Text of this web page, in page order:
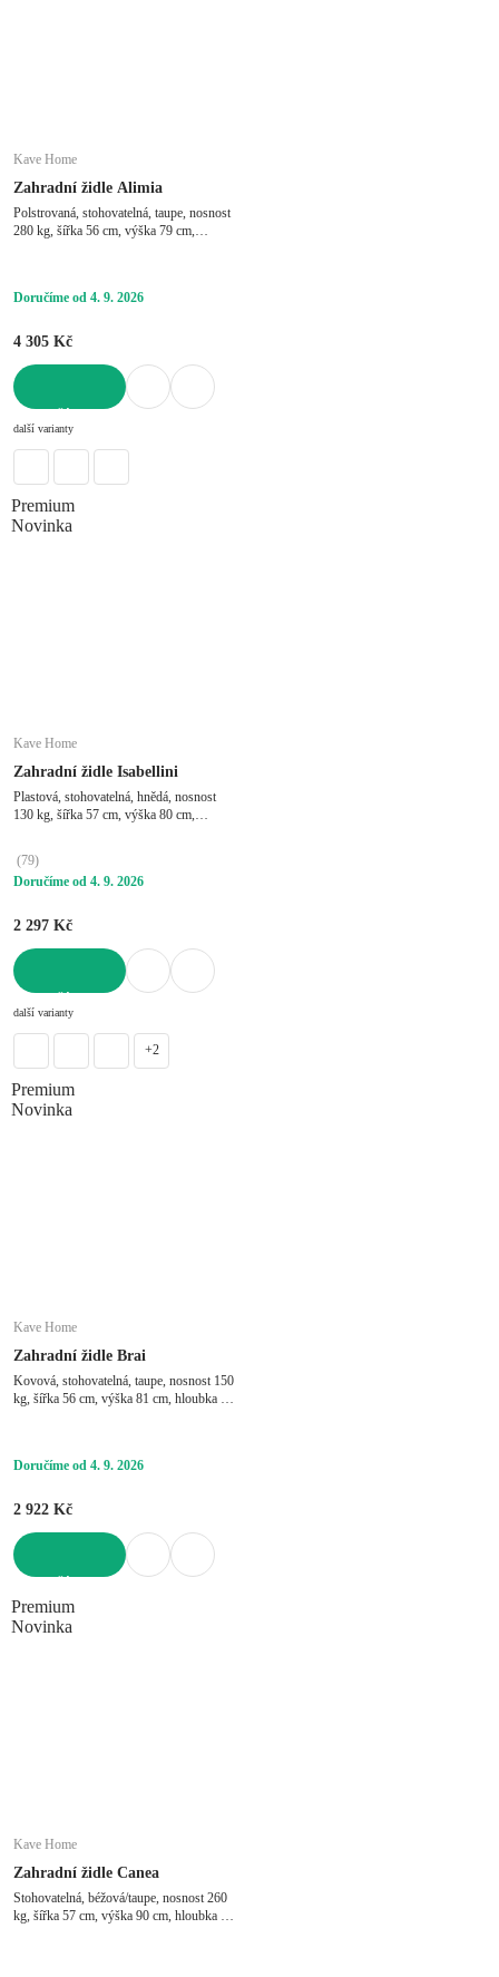
Kave Home
Zahradní židle Alimia
Polstrovaná, stohovatelná, taupe, nosnost
280 kg, šířka 56 cm, výška 79 cm,
Doručíme od 4. 9. 2026
4 305 Kč
další varianty
Premium
Novinka
Kave Home
Zahradní židle Isabellini
Plastová, stohovatelná, hnědá, nosnost
130 kg, šířka 57 cm, výška 80 cm,
(79)
Doručíme od 4. 9. 2026
2 297 Kč
další varianty
+2
Premium
Novinka
Kave Home
Zahradní židle Brai
Kovová, stohovatelná, taupe, nosnost 150
kg, šířka 56 cm, výška 81 cm, hloubka 60
Doručíme od 4. 9. 2026
2 922 Kč
Premium
Novinka
Kave Home
Zahradní židle Canea
Stohovatelná, béžová/taupe, nosnost 260
kg, šířka 57 cm, výška 90 cm, hloubka 65